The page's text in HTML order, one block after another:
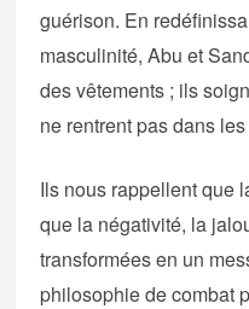
guérison. En
masculinité, Abu et
des vêtements ; ils
ne rentrent pas dans
Ils nous rappellent que
que la négativité, la
transformées en un
philosophie de combat